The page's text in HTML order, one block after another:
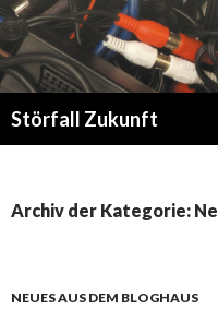
Störfall Zukunft
Archiv der Kategorie:
NEUES AUS DEM BLOGHAUS